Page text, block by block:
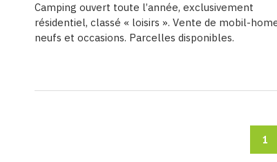
Camping ouvert toute l’année, exclusivement
résidentiel, classé « loisirs ». Vente de mobil-
neufs et occasions. Parcelles disponibles.
1